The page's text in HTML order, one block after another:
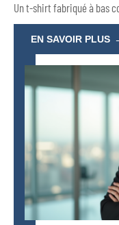
Un t-shirt fabriqué à bas
EN SAVOIR PLUS